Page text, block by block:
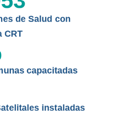
de Salud con
CRT
capacitadas
instaladas